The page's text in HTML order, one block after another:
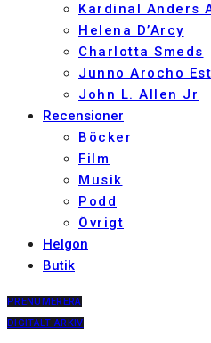
Kardinal Anders
Helena D’Arcy
Charlotta Smeds
Junno Arocho
John L. Allen Jr
Recensioner
Böcker
Film
Musik
Podd
Övrigt
Helgon
Butik
PRENUMERERA
DIGITALT ARKIV